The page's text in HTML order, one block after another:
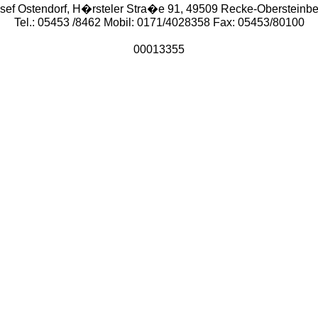
Ostendorf, H�rsteler Stra�e 91, 49509 Recke-
Tel.: 05453 /8462 Mobil: 0171/4028358 Fax: 05453/80100
00013355